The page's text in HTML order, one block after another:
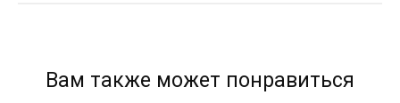
Вам также может понравиться